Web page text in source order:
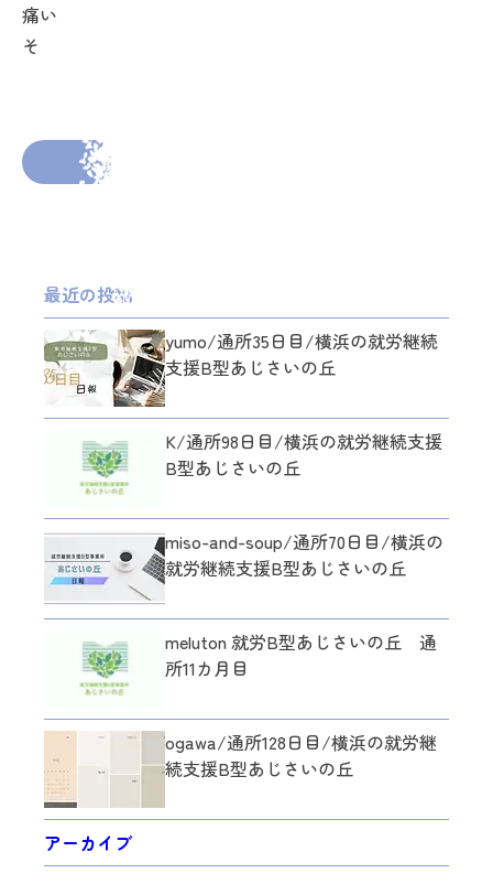
痛い
そ
前の投稿へ
最近の投稿
yumo/通所35日目/横浜の就労継続
支援B型あじさいの丘
K/通所98日目/横浜の就労継続支援
B型あじさいの丘
miso-and-soup/通所70日目/横浜の
就労継続支援B型あじさいの丘
meluton 就労B型あじさいの丘 通
所11カ月目
ogawa/通所128日目/横浜の就労継
続支援B型あじさいの丘
アーカイブ